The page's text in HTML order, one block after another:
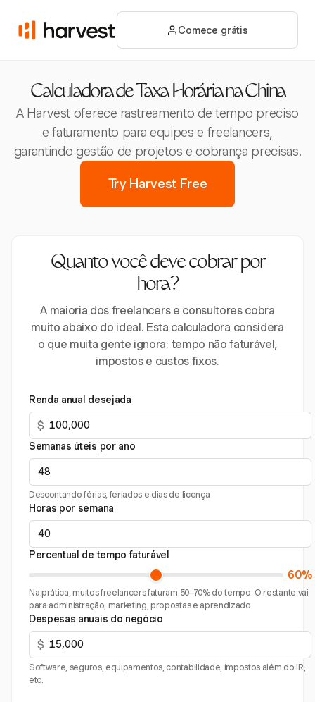
Comece grátis
Calculadora de Taxa Horária na China
A Harvest oferece rastreamento de tempo preciso
e faturamento para equipes e freelancers,
garantindo gestão de projetos e cobrança precisas.
Try Harvest Free
Quanto você deve cobrar por
hora?
A maioria dos freelancers e consultores cobra
muito abaixo do ideal. Esta calculadora considera
o que muita gente ignora: tempo não faturável,
impostos e custos fixos.
Renda anual desejada
$
Semanas úteis por ano
Descontando férias, feriados e dias de licença
Horas por semana
Percentual de tempo faturável
60%
Na prática, muitos freelancers faturam 50–70% do tempo. O restante vai
para administração, marketing, propostas e aprendizado.
Despesas anuais do negócio
$
Software, seguros, equipamentos, contabilidade, impostos além do IR,
etc.